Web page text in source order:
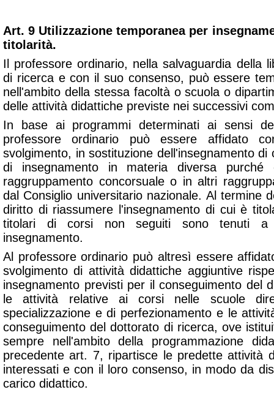
Art. 9 Utilizzazione temporanea per
titolarità.
Il professore ordinario, nella salvaguardia della
di ricerca e con il suo consenso, può essere
nell'ambito della stessa facoltà o scuola o
delle attività didattiche previste nei successivi
In base ai programmi determinati ai sensi
professore ordinario può essere affidato
svolgimento, in sostituzione dell'insegnamento
di insegnamento in materia diversa purché
raggruppamento concorsuale o in altri
dal Consiglio universitario nazionale. Al termine
diritto di riassumere l'insegnamento di cui è
titolari di corsi non seguiti sono tenuti a
insegnamento.
Al professore ordinario può altresì essere
svolgimento di attività didattiche aggiuntive
insegnamento previsti per il conseguimento del
le attività relative ai corsi nelle scuole
specializzazione e di perfezionamento e le
conseguimento del dottorato di ricerca, ove
sempre nell'ambito della programmazione
precedente art. 7, ripartisce le predette attività
interessati e con il loro consenso, in modo da
carico didattico.